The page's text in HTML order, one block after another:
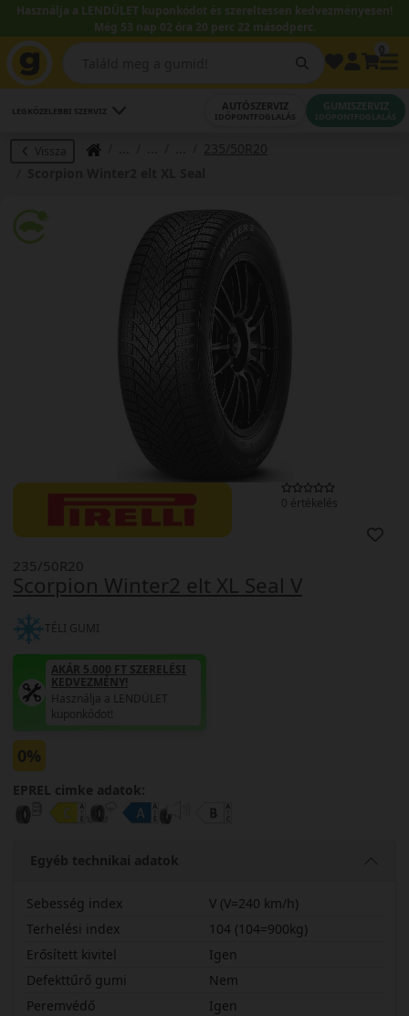
Használja a LENDÜLET kuponkódot és szereltessen kedvezményesen!
Még 53 nap 02 óra 20 perc 22 másodperc.
LEGKÖZELEBBI SZERVIZ AUTÓSZERVIZ
IDŐPONTFOGLALÁS
GUMISZERVIZ
IDŐPONTFOGLALÁS
Vissza
235/50R20
0 értékelés
Scorpion Winter2 elt XL Seal V
235/50R20
TÉLI GUMI
AKÁR 5.000 FT SZERELÉSI
KEDVEZMÉNY!
Használja a LENDÜLET
kuponkódot!
0%
EPREL cimke adatok:
Egyéb technikai adatok
Sebesség index
V (V=240 km/h)
Terhelési index
104 (104=900kg)
Erősített kivitel
Igen
Defekttűrő gumi
Nem
Peremvédő
Igen